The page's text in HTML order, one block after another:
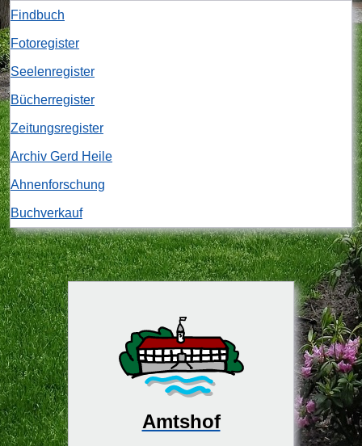
Findbuch
Fotoregister
Seelenregister
Bücherregister
Zeitungsregister
Archiv Gerd Heile
Ahnenforschung
Buchverkauf
Amtshof